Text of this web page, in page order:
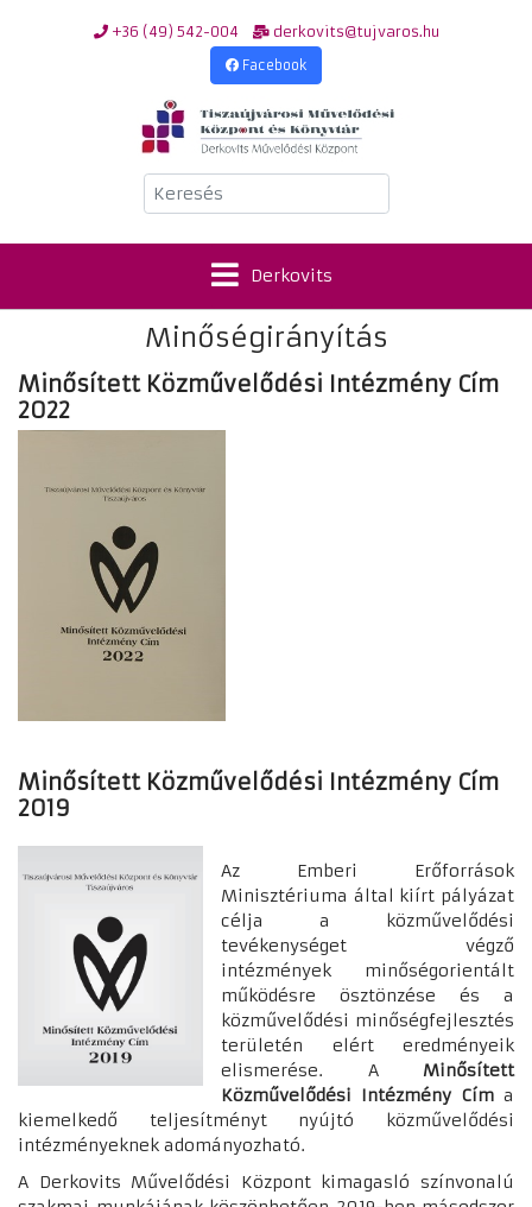
+36 (49) 542-004 derkovits@tujvaros.hu
Facebook
Keresés
Derkovits
Minőségirányítás
Minősített Közművelődési Intézmény Cím
2022
Minősített Közművelődési Intézmény Cím
2019
Az Emberi Erőforrások
Minisztériuma által kiírt pályázat
célja a közművelődési
tevékenységet végző
intézmények minőségorientált
működésre ösztönzése és a
közművelődési minőségfejlesztés
területén elért eredményeik
elismerése. A Minősített
Közművelődési Intézmény Címa
kiemelkedő teljesítményt nyújtó közművelődési
intézményeknek adományozható.
A Derkovits Művelődési Központ kimagasló színvonalú